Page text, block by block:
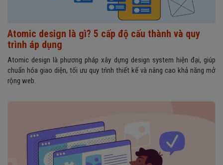
Atomic design là gì? 5 cấp độ cấu thành và quy
trình áp dụng
Atomic design là phương pháp xây dựng design system hiện đại, giúp
chuẩn hóa giao diện, tối ưu quy trình thiết kế và nâng cao khả năng mở
rộng web.